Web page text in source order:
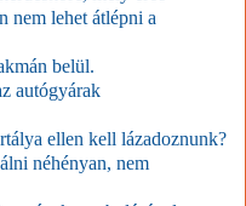
nem lehet átlépni a
belül.
autógyárak
ellen kell lázadoznunk?
néhényan, nem